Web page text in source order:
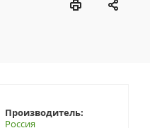
Производитель:
Россия